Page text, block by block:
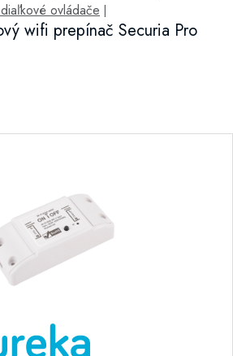
ovládače
wifi prepínač Securia Pro